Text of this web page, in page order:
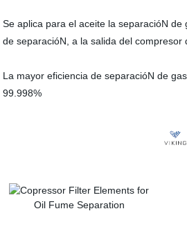
Se aplica para el aceite la separacióN
de separacióN, a la salida del compresor
La mayor eficiencia de separacióN de
99.998%